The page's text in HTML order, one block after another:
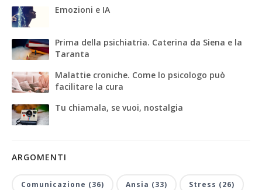
Emozioni e IA
Prima della psichiatria. Caterina da Siena e la
Taranta
Malattie croniche. Come lo psicologo può
facilitare la cura
Tu chiamala, se vuoi, nostalgia
ARGOMENTI
Comunicazione (36) Ansia (33) Stress (26)